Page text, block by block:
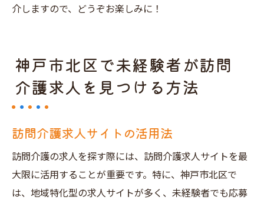
介しますので、どうぞお楽しみに！
神戸市北区で未経験者が訪問
介護求人を見つける方法
訪問介護求人サイトの活用法
訪問介護の求人を探す際には、訪問介護求人サイトを最
大限に活用することが重要です。特に、神戸市北区で
は、地域特化型の求人サイトが多く、未経験者でも応募